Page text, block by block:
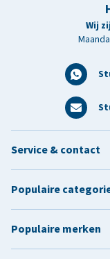
Wij
Service & contact
Populaire
Populaire merken